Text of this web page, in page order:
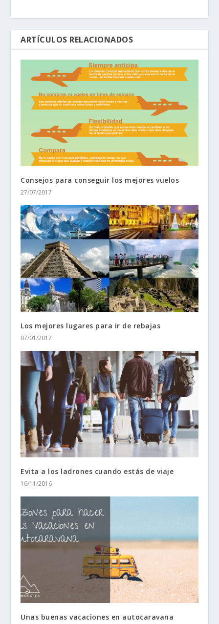
ARTÍCULOS RELACIONADOS
Consejos para conseguir los mejores vuelos
27/07/2017
Los mejores lugares para ir de rebajas
07/01/2017
Evita a los ladrones cuando estás de viaje
16/11/2016
Unas buenas vacaciones en autocaravana